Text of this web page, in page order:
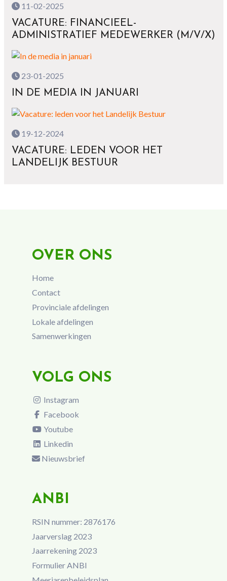
11-02-2025
VACATURE: FINANCIEEL-
ADMINISTRATIEF MEDEWERKER (M/V/X)
23-01-2025
IN DE MEDIA IN JANUARI
19-12-2024
VACATURE: LEDEN VOOR HET
LANDELIJK BESTUUR
OVER ONS
Home
Contact
Provinciale afdelingen
Lokale afdelingen
Samenwerkingen
VOLG ONS
Instagram
Facebook
Youtube
Linkedin
Nieuwsbrief
ANBI
RSIN nummer: 2876176
Jaarverslag 2023
Jaarrekening 2023
Formulier ANBI